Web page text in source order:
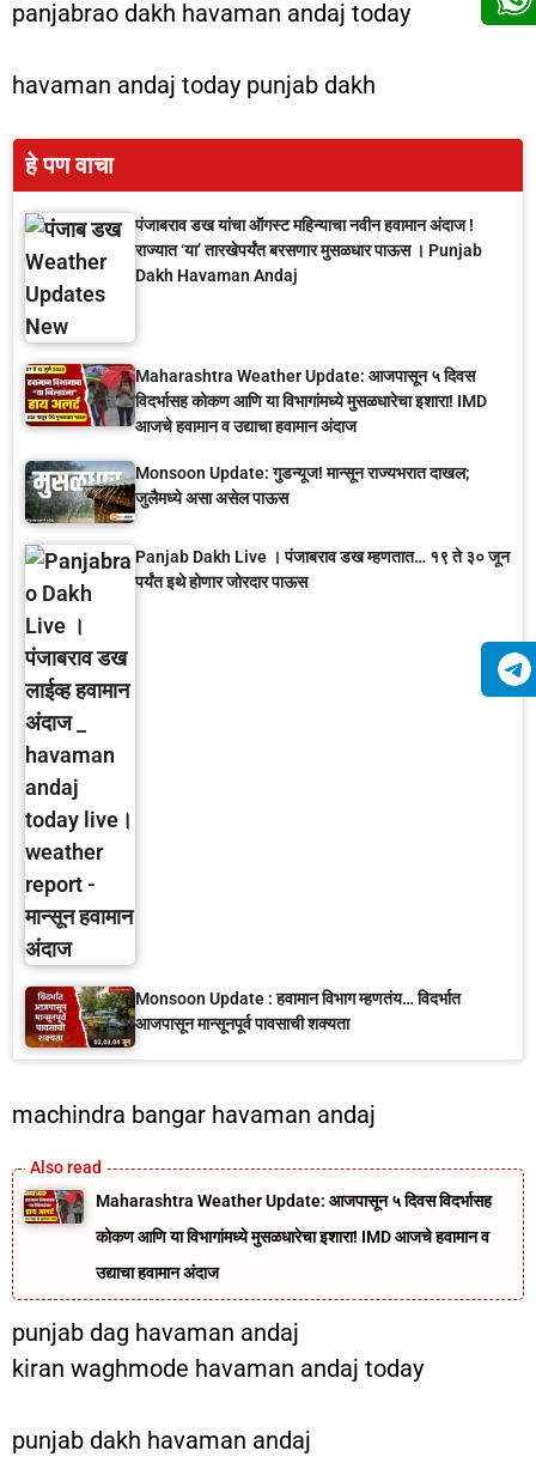
panjabrao dakh havaman andaj today
havaman andaj today punjab dakh
हे पण वाचा
पंजाबराव डख यांचा ऑगस्ट महिन्याचा नवीन हवामान अंदाज !
राज्यात ‘या’ तारखेपर्यंत बरसणार मुसळधार पाऊस । Punjab
Dakh Havaman Andaj
Maharashtra Weather Update: आजपासून ५ दिवस
विदर्भासह कोकण आणि या विभागांमध्ये मुसळधारेचा इशारा! IMD
आजचे हवामान व उद्याचा हवामान अंदाज
Monsoon Update: गुडन्यूज! मान्सून राज्यभरात दाखल;
जुलैमध्ये असा असेल पाऊस
Panjab Dakh Live । पंजाबराव डख म्हणतात… १९ ते ३० जून
पर्यंत इथे होणार जोरदार पाऊस
Monsoon Update : हवामान विभाग म्हणतंय… विदर्भात
आजपासून मान्सूनपूर्व पावसाची शक्यता
machindra bangar havaman andaj
Maharashtra Weather Update: आजपासून ५ दिवस विदर्भासह
कोकण आणि या विभागांमध्ये मुसळधारेचा इशारा! IMD आजचे हवामान व
उद्याचा हवामान अंदाज
punjab dag havaman andaj
kiran waghmode havaman andaj today
punjab dakh havaman andaj